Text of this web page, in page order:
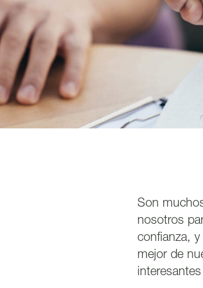
Son
nosotros
confianza,
mejor de